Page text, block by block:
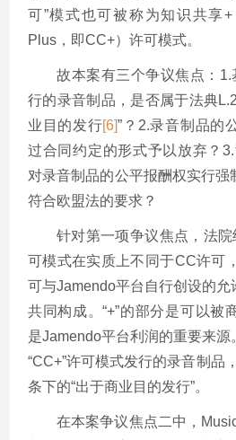
可”模式也可被称为知识共享+
Plus，即CC+）许可模式。
故本案有三个争议焦点：1.
行的录音制品，是否属于法典
业目的发行[6]”？2.录音制品的
过合同约定的形式予以放弃？
对录音制品的公平报酬权实行强
符合欧盟法的要求？
针对第一项争议焦点，法院
可模式在实质上不同于CC许可
可与Jamendo平台自行创设的
共同构成。“+”的部分是可以被
是Jamendo平台利润的重要来
“CC+”许可模式发行的录音制品
条下的“出于商业目的发行”。
在本案争议焦点二中，